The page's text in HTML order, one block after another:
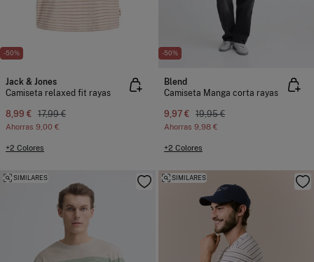
-50%
Jack & Jones
Camiseta relaxed fit rayas
8,99 € 17,99 €
Ahorras 9,00 €
+2 Colores
-50%
Blend
Camiseta Manga corta rayas
9,97 € 19,95 €
Ahorras 9,98 €
+2 Colores
SIMILARES SIMILARES